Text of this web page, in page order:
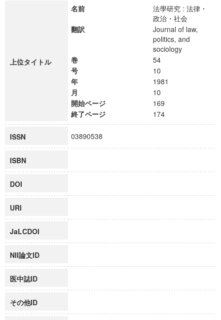
上位タイトル
名前
法學研究 : 法律・
政治・社会
翻訳
Journal of law,
politics, and
sociology
巻
54
号
10
年
1981
月
10
開始ページ
169
終了ページ
174
ISSN 03890538
ISBN
DOI
URI
JaLCDOI
NII論文ID
医中誌ID
その他ID